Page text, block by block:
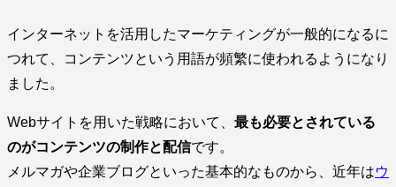
インターネットを活用したマーケティングが一般的になるに
つれて、コンテンツという用語が頻繁に使われるようになり
ました。
Webサイトを用いた戦略において、 最も必要とされている
のがコンテンツの制作と配信です。
メルマガや企業ブログといった基本的なものから、近年はウ